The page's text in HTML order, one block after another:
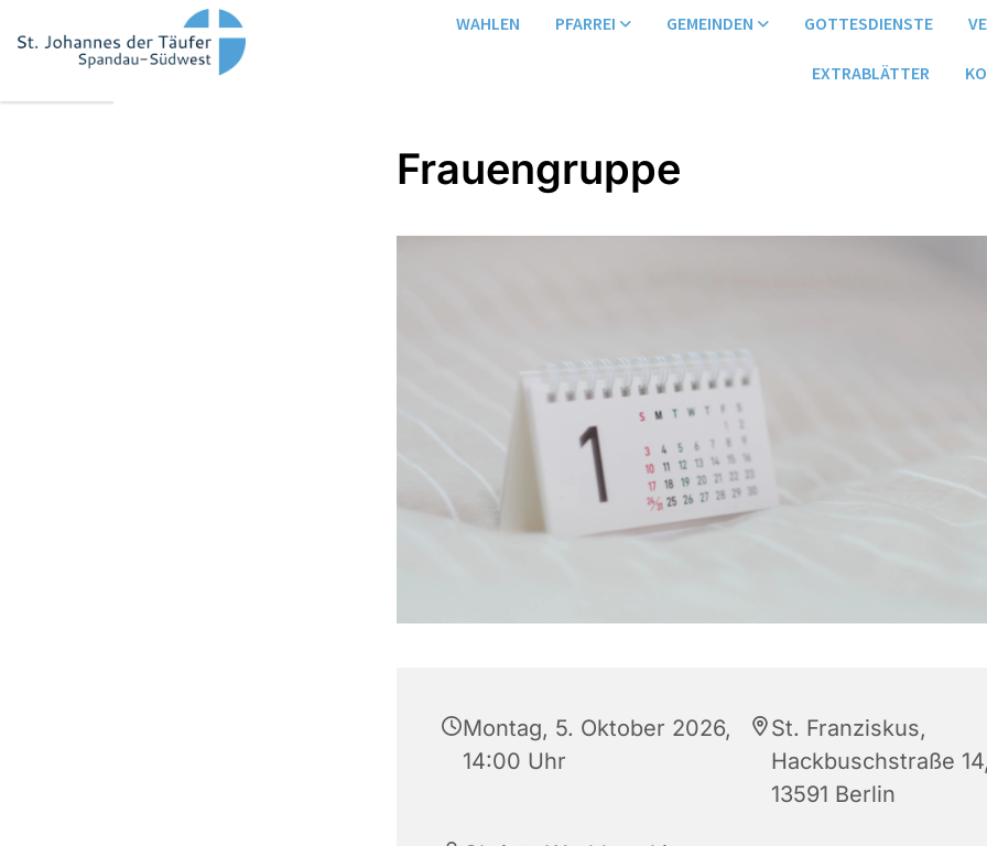
WAHLEN PFARREI GEMEINDEN GOTTESDIENSTE
EXTRABLÄTTER
Frauengruppe
Montag, 5. Oktober 2026,
14:00 Uhr
St. Franziskus,
Hackbuschstraße
13591 Berlin